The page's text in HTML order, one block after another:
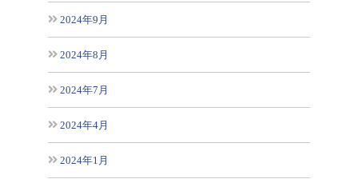
2024年9月
2024年8月
2024年7月
2024年4月
2024年1月